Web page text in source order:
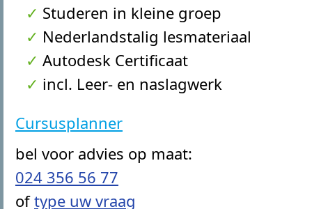
Studeren in kleine groep
Nederlandstalig lesmateriaal
Autodesk Certificaat
incl. Leer- en naslagwerk
Cursusplanner
bel voor advies op maat:
024 356 56 77
oftype uw vraag